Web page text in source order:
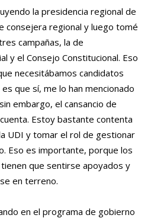
la presidencia regional de
consejera regional y luego tomé
campañas, la de
y el Consejo Constitucional. Eso
necesitábamos candidatos
que sí, me lo han mencionado
embargo, el cansancio de
Estoy bastante contenta
UDI y tomar el rol de gestionar
Eso es importante, porque los
que sentirse apoyados y
en terreno.
en el programa de gobierno